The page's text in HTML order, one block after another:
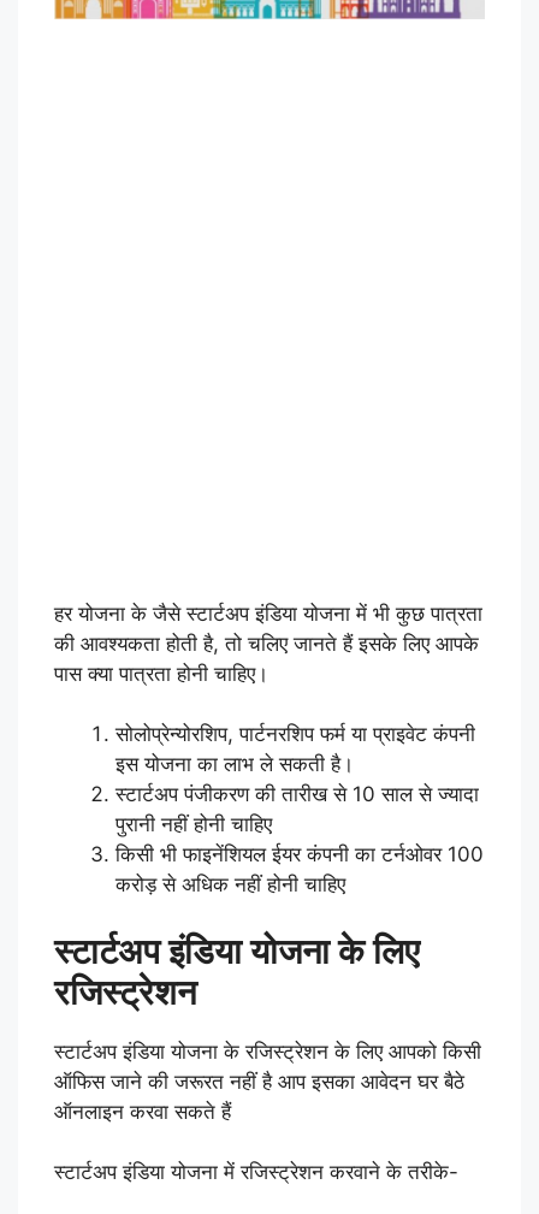
हर योजना के जैसे स्टार्टअप इंडिया योजना में भी कुछ पात्रता
की आवश्यकता होती है, तो चलिए जानते हैं इसके लिए आपके
पास क्या पात्रता होनी चाहिए।
सोलोप्रेन्योरशिप, पार्टनरशिप फर्म या प्राइवेट कंपनी
इस योजना का लाभ ले सकती है।
स्टार्टअप पंजीकरण की तारीख से 10 साल से ज्यादा
पुरानी नहीं होनी चाहिए
किसी भी फाइनेंशियल ईयर कंपनी का टर्नओवर 100
करोड़ से अधिक नहीं होनी चाहिए
स्टार्टअप इंडिया योजना के लिए
रजिस्ट्रेशन
स्टार्टअप इंडिया योजना के रजिस्ट्रेशन के लिए आपको किसी
ऑफिस जाने की जरूरत नहीं है आप इसका आवेदन घर बैठे
ऑनलाइन करवा सकते हैं
स्टार्टअप इंडिया योजना में रजिस्ट्रेशन करवाने के तरीके-